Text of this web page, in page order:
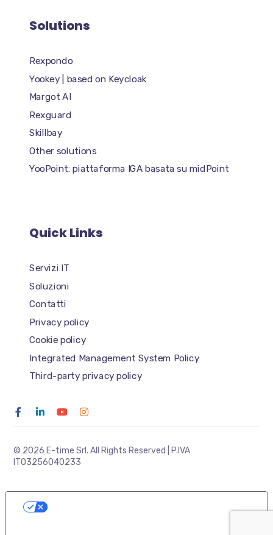
Solutions
Rexpondo
Yookey | based on Keycloak
Margot AI
Rexguard
Skillbay
Other solutions
YooPoint: piattaforma IGA basata su midPoint
Quick Links
Servizi IT
Soluzioni
Contatti
Privacy policy
Cookie policy
Integrated Management System Policy
Third-party privacy policy
© 2026 E-time Srl. All Rights Reserved | P.IVA
IT03256040233